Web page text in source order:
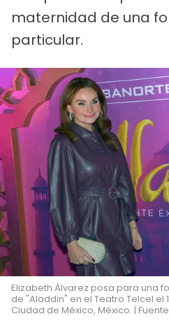
maternidad de una
particular.
Elizabeth Álvarez posa para una
de "Aladdin" en el Teatro Telcel el
Ciudad de México, México. |